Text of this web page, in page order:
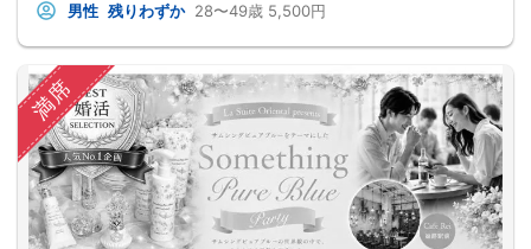
男性 残りわずか 28〜49歳 5,500円
満席